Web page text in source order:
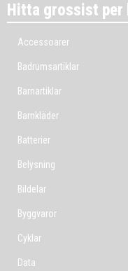
Hitta grossist per
Accessoarer
Badrumsartiklar
Barnartiklar
Barnkläder
Batterier
Belysning
Bildelar
Byggvaror
Cyklar
Data